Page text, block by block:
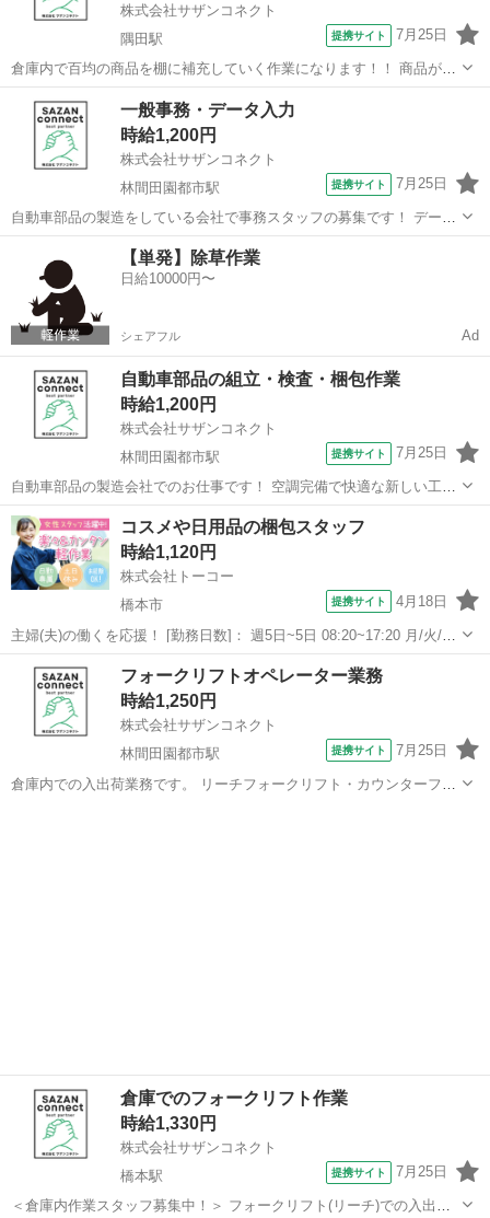
株式会社サザンコネクト
隅田駅
提携サイト 7月25日
倉庫内で百均の商品を棚に補充していく作業になります！！ 商品が少
なくなった棚に段ボールなどから商品取り出し補充していく作業で
す。 具体的には・・・ ・入荷した商品を種類別に分ける ・自分が担
当している棚に商品が少なくなっ...
和歌山 橋本市 隅田駅 仕分け
一般事務・データ入力
時給1,200円
株式会社サザンコネクト
林間田園都市駅
提携サイト 7月25日
自動車部品の製造をしている会社で事務スタッフの募集です！ データ
入力が主なお仕事になり、それ以外は簡単な書類チェックなどになり
ます！ 事務経験がなくても、基本的なPC操作ができればOK！ 社食あ
り★ ★出張面接・WE...
林間田園都市駅
【単発】除草作業
日給10000円〜
シェアフル Ad
自動車部品の組立・検査・梱包作業
時給1,200円
株式会社サザンコネクト
林間田園都市駅
提携サイト 7月25日
自動車部品の製造会社でのお仕事です！ 空調完備で快適な新しい工場
でのお仕事です。 具体的には・・・ ・自動車部品の組立 ・組み立て
た部品のチェック(キズや不良の確認) ・梱包して出荷の準備 などをお
願いします。 ★出張面...
和歌山 橋本市 林間田園都市駅 仕分け
コスメや日用品の梱包スタッフ
時給1,120円
株式会社トーコー
橋本市
提携サイト 4月18日
主婦(夫)の働くを応援！ [勤務日数]： 週5日~5日 08:20~17:20 月/火/水/
木/金 [勤務地・最寄駅]： 和歌山県橋本市紀ノ光台 【派遣元】株式会
社トーコー 南大阪支店 MOTR5267101U50 隅田...
和歌山 橋本市 仕分け
フォークリフトオペレーター業務
時給1,250円
株式会社サザンコネクト
林間田園都市駅
提携サイト 7月25日
倉庫内での入出荷業務です。 リーチフォークリフト・カウンターフォ
倉庫でのフォークリフト作業
時給1,330円
株式会社サザンコネクト
橋本駅
提携サイト 7月25日
＜倉庫内作業スタッフ募集中！＞ フォークリフト(リーチ)での入出荷